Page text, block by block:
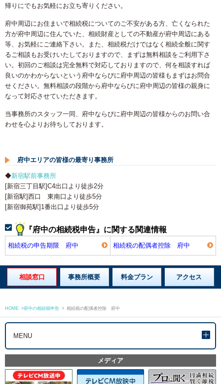
帰りにでもお気軽にお立ち寄りください。
府中周辺にお住まいで相続税についてのご不安がある方、亡くなられた
方が府中周辺に住んでいた、相続財産としての不動産が府中周辺にある
等、お気軽にご連絡下さい。また、相続税だけではなく相続全般に関す
るご相談もお受けいたしておりますので、まずは無料相談をご利用下さ
い。初回のご相談は完全無料で対応しておりますので、何を相談すれば
良いのかわからないという府中ならびに府中周辺の皆様もまずはお問合
せください。無料相談の段階から府中ならびに府中周辺の皆様の親身に
なって対応させていただきます。
当事務所のスタッフ一同、府中ならびに府中周辺の皆様からのお問い合
わせを心よりお待ちしております。
府中エリアの皆様の最寄り事務所
◆新宿駅前事務所
[新宿三丁目駅]C4出口より徒歩2分
[新宿駅]西口 東南口より徒歩5分
[新宿御苑駅]1番出口より徒歩5分
『府中の相続税申告』に関する関連情報
相続税の申告期限 府中 相続税の配偶者控除 府中
相談窓口 事務所概要 料金プラン アクセス
HOME >府中の相続税申告 > 相続税の配偶者控除 府中
MENU
メディア